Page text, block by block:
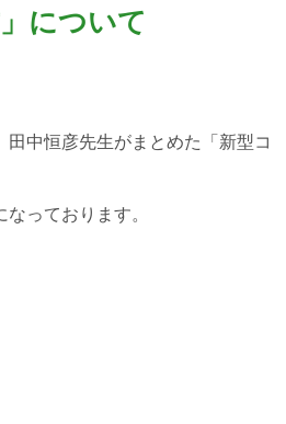
について
中恒彦先生がまとめた「新型コ
っております。